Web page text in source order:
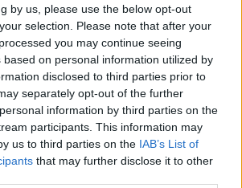
by us, please use the below opt-out
selection. Please note that after your
you may continue seeing
based on personal information utilized by
disclosed to third parties prior to
separately opt-out of the further
information by third parties on the
participants. This information may
us to third parties on the IAB’s List of
that may further disclose it to other
Davvero una bella notizia per i casolesi: il
al giorno"girato a Casole nelle scorse
regista Simone Vaccaè stato visto ed
e dai professori delloIED di Roma
Art Space.
questo film breve, che porterà il nome di
ha commentatoVittoria Panichi,
la quale ha seguito il video in tutto il suo